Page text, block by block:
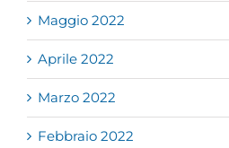
Maggio 2022
Aprile 2022
Marzo 2022
Febbraio 2022